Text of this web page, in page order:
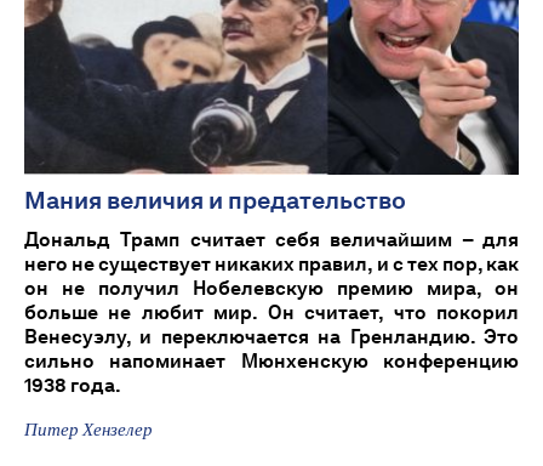
Мания величия и предательство
Дональд Трамп считает себя величайшим – для
него не существует никаких правил, и с тех пор, как
он не получил Нобелевскую премию мира, он
больше не любит мир. Он считает, что покорил
Венесуэлу, и переключается на Гренландию. Это
сильно напоминает Мюнхенскую конференцию
1938 года.
Питер Хензелер